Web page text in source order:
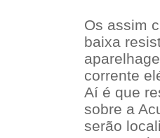
Os assim
baixa
corrente
Aí é que
sobre a
serão